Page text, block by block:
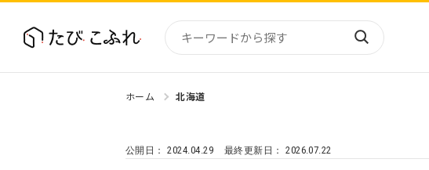
東北
四国
ホーム 北海道
公開日：2024.04.29 最終更新日：2026.07.22